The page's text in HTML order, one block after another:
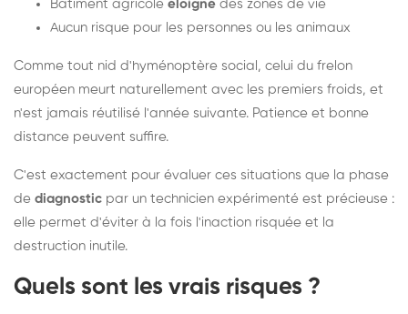
Bâtiment agricole éloigné des zones de vie
Aucun risque pour les personnes ou les animaux
Comme tout nid d'hyménoptère social, celui du frelon
européen meurt naturellement avec les premiers froids, et
n'est jamais réutilisé l'année suivante. Patience et bonne
distance peuvent suffire.
C'est exactement pour évaluer ces situations que la phase
de diagnostic par un technicien expérimenté est précieuse :
elle permet d'éviter à la fois l'inaction risquée et la
destruction inutile.
Quels sont les vrais risques ?